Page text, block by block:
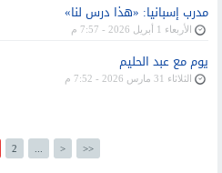
مدرب إسبانيا: «هذا درس لنا»
الأربعاء 1 أبريل 2026 - 7:57 م
يوم مع عبد الحليم
الثلاثاء 31 مارس 2026 - 7:52 م
2 > >>